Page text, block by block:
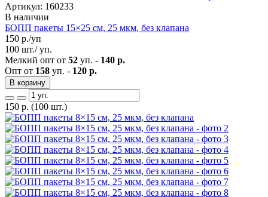
Артикул: 160233
В наличии
БОПП пакеты 15×25 см, 25 мкм, без клапана
150 р./уп
100 шт./ уп.
Мелкий опт от 52 уп. - 140 р.
Опт от 158 уп. - 120 р.
В корзину
150 р. (100 шт.)